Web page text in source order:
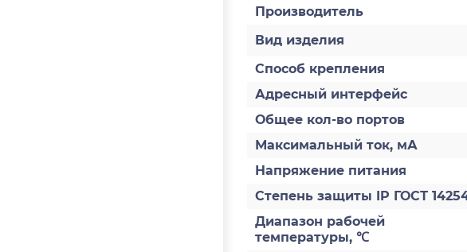
Производитель
Вид изделия
Способ крепления
Адресный интерфейс
Общее кол-во портов
Максимальный ток, мА
Напряжение питания
Степень защиты IP ГОСТ
Диапазон рабочей
температуры, ℃